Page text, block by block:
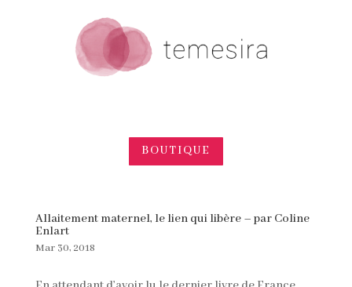
BOUTIQUE
Allaitement maternel, le lien qui libère – par Coline
Enlart
Mar 30, 2018